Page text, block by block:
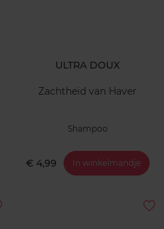
ULTRA DOUX
Zachtheid van Haver
Shampoo
€ 4,99 In winkelmandje